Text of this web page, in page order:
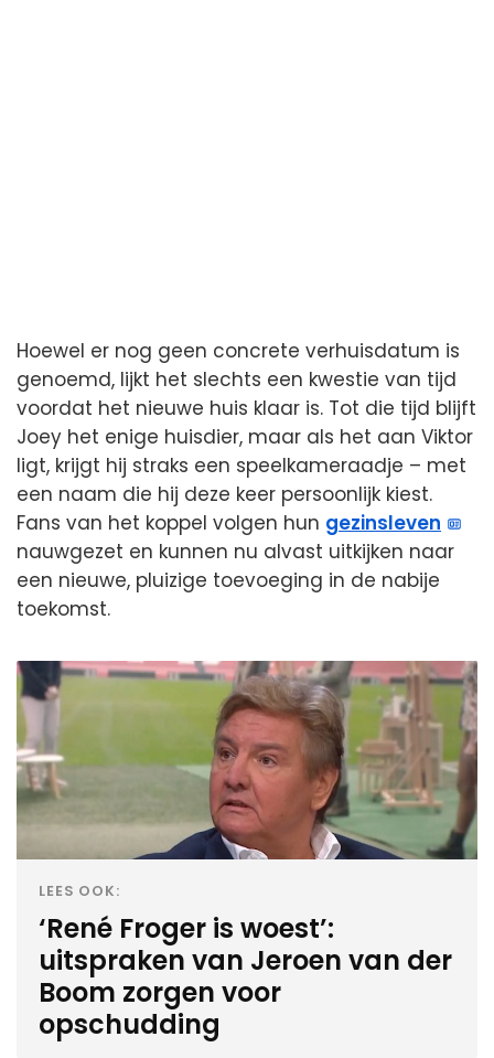
Hoewel er nog geen concrete verhuisdatum is
genoemd, lijkt het slechts een kwestie van tijd
voordat het nieuwe huis klaar is. Tot die tijd blijft
Joey het enige huisdier, maar als het aan Viktor
ligt, krijgt hij straks een speelkameraadje – met
een naam die hij deze keer persoonlijk kiest.
Fans van het koppel volgen hun gezinsleven
nauwgezet en kunnen nu alvast uitkijken naar
een nieuwe, pluizige toevoeging in de nabije
toekomst.
LEES OOK:
‘René Froger is woest’:
uitspraken van Jeroen van der
Boom zorgen voor
opschudding